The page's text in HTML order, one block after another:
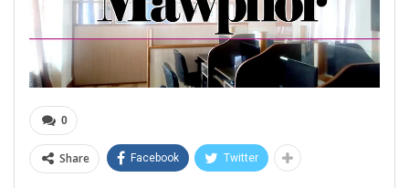
0
Share Facebook Twitter